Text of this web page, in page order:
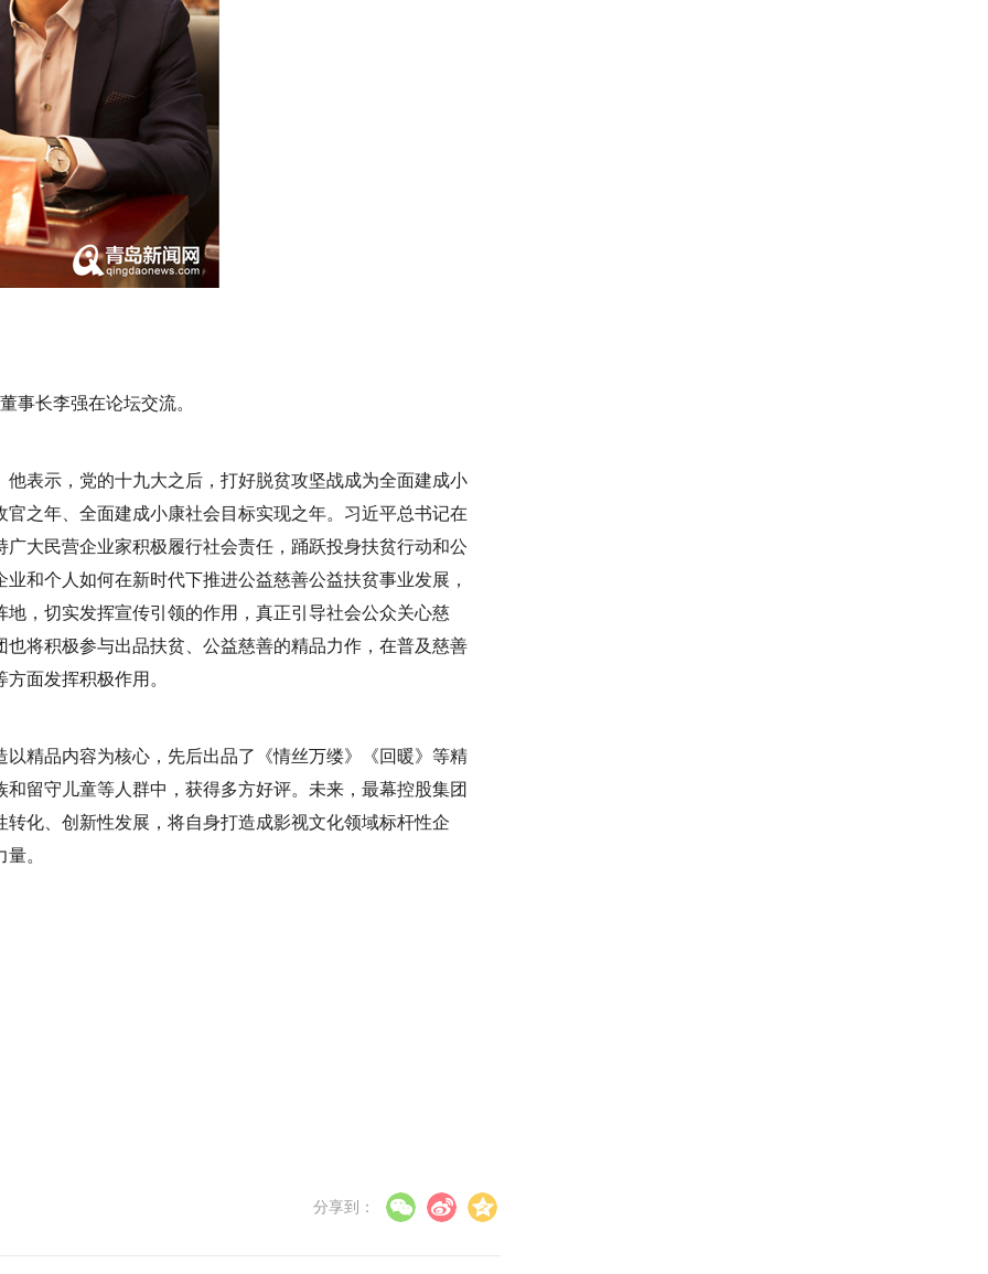
事长李强在论坛交流。
表示，党的十九大之后，打好脱贫攻坚战成为全面建成小
之年、全面建成小康社会目标实现之年。习近平总书记在
大民营企业家积极履行社会责任，踊跃投身扶贫行动和公
和个人如何在新时代下推进公益慈善公益扶贫事业发展，
，切实发挥宣传引领的作用，真正引导社会公众关心慈
将积极参与出品扶贫、公益慈善的精品力作，在普及慈善
面发挥积极作用。
精品内容为核心，先后出品了《情丝万缕》《回暖》等精
留守儿童等人群中，获得多方好评。未来，最幕控股集团
化、创新性发展，将自身打造成影视文化领域标杆性企
。
分享到：